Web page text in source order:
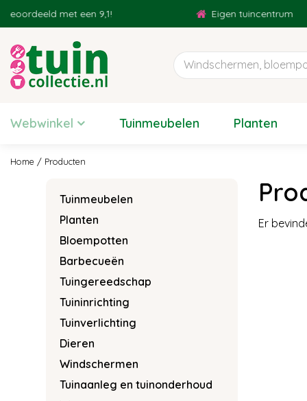
Home Producten
met een 9,1! Eigen tuincentrum
Webwinkel Tuinmeubelen Planten
Er
Tuinmeubelen
Planten
Bloempotten
Barbecueën
Tuingereedschap
Tuininrichting
Tuinverlichting
Dieren
Windschermen
Tuinaanleg en tuinonderhoud